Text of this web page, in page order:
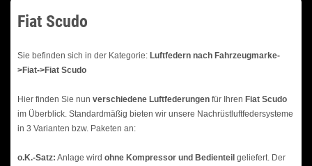
Fiat Scudo
Sie befinden sich in der Kategorie: Luftfedern nach Fahrzeugmarke-
>Fiat->Fiat Scudo
Hier finden Sie nun verschiedene Luftfederungen für Ihren Fiat Scudo
im Überblick. Standardmäßig bieten wir unsere Nachrüstluftfedersysteme
in 3 Varianten bzw. Paketen an:
o.K.-Satz: Anlage wird ohne Kompressor und Bedienteil geliefert. Der